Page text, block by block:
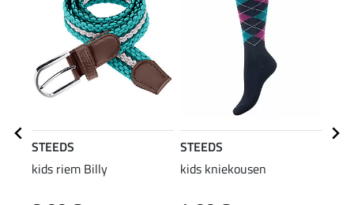
STEEDS
kids riem Billy
STEEDS
kids kniekousen